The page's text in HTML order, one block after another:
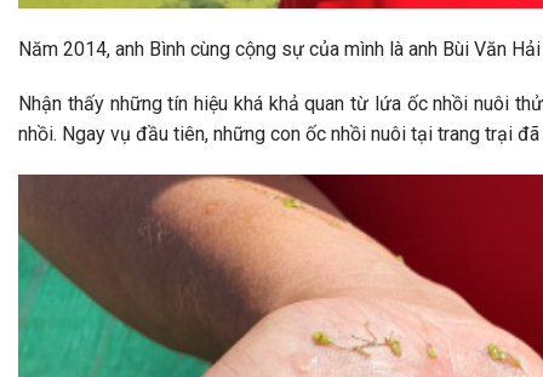
Năm 2014, anh Bình cùng cộng sự của mình là anh Bùi Văn
Nhận thấy những tín hiệu khá khả quan từ lứa ốc nhồi nuôi
nhồi. Ngay vụ đầu tiên, những con ốc nhồi nuôi tại trang trại